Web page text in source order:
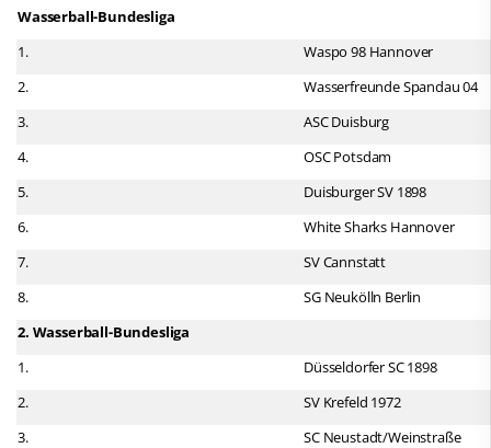
Wasserball-Bundesliga
1.
Waspo 98 Hannover
2.
Wasserfreunde Spandau 04
3.
ASC Duisburg
4.
OSC Potsdam
5.
Duisburger SV 1898
6.
White Sharks Hannover
7.
SV Cannstatt
8.
SG Neukölln Berlin
2. Wasserball-Bundesliga
1.
Düsseldorfer SC 1898
2.
SV Krefeld 1972
3.
SC Neustadt/Weinstraße